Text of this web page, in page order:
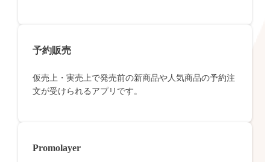
予約販売
仮売上・実売上で発売前の新商品や人気商品の予約注
文が受けられるアプリです。
Promolayer